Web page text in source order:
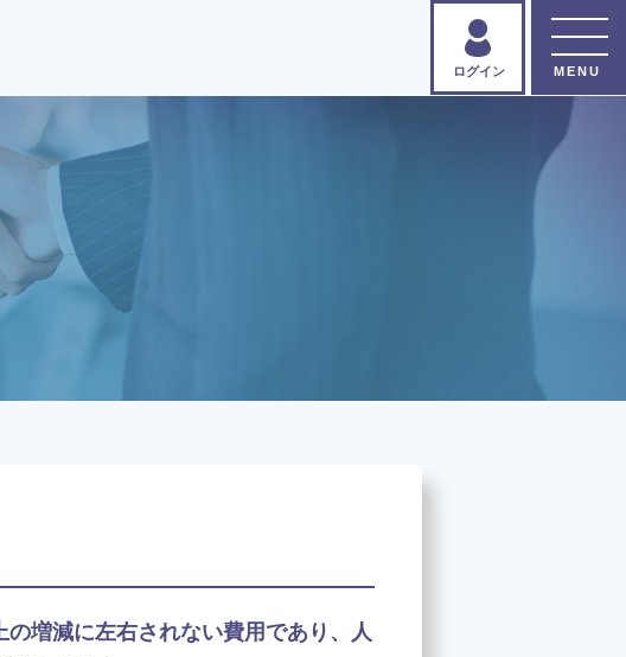
ログイン
決算書すっきり
アドバイザー
増減に左右されない費用であり、人